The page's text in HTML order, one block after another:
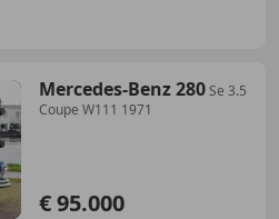
Mercedes-Benz 280Se 3.5
Coupe W111 1971
€ 95.000